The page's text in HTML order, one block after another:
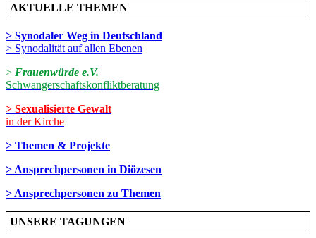
AKTUELLE THEMEN
> Synodaler Weg in Deutschland
> Synodalität auf allen Ebenen
> Frauenwürde e.V.
Schwangerschaftskonfliktberatung
> Sexualisierte Gewalt
in der Kirche
> Themen & Projekte
> Ansprechpersonen in Diözesen
> Ansprechpersonen zu Themen
UNSERE TAGUNGEN